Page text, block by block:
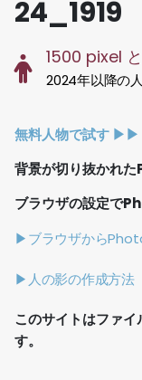
24_1919
1500 pixel
2024年以降の
無料人物で試す ▶︎▶︎
背景が切り抜かれた
ブラウザの設定で
▶ブラウザから
▶人の影の作成方法
このサイトはファ
す。